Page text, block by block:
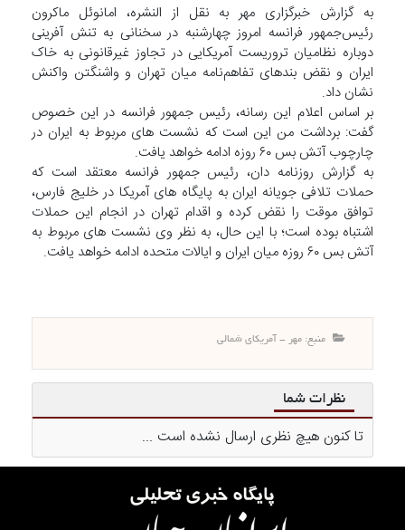
به گزارش خبرگزاری مهر به نقل از النشره، امانوئل ماکرون
رئیس‌جمهور فرانسه امروز چهارشنبه در سخنانی به تنش آفرینی
دوباره نظامیان تروریست آمریکایی در تجاوز غیرقانونی به خاک
ایران و نقض بندهای تفاهم‌نامه میان تهران و واشنگتن واکنش
نشان داد.
بر اساس اعلام این رسانه، رئیس‌ جمهور فرانسه در این خصوص
گفت: برداشت من این است که نشست‌ های مربوط به ایران در
چارچوب آتش‌ بس ۶۰ روزه ادامه خواهد یافت.
به گزارش روزنامه دان، رئیس‌ جمهور فرانسه معتقد است که
حملات تلافی جویانه ایران به پایگاه‌ های آمریکا در خلیج فارس،
توافق موقت را نقض کرده و اقدام تهران در انجام این حملات
اشتباه بوده است؛ با این حال، به نظر وی نشست‌ های مربوط به
آتش‌ بس ۶۰ روزه میان ایران و ایالات متحده ادامه خواهد یافت.
منبع: مهر - آمریکای شمالی
نظرات شما
تا کنون هیچ نظری ارسال نشده است ...